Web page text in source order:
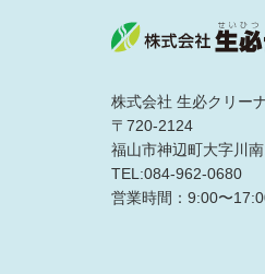
株式会社 生必クリー
〒720-2124
福山市神辺町大字川
TEL:084-962-0680
営業時間：9:00〜